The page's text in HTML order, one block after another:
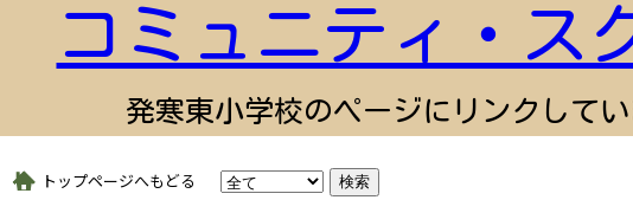
児童委員会コミュニティ・ス
発寒東小学校のページにリンクしてい